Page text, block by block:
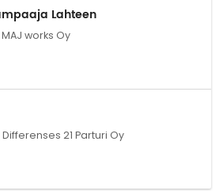
Lahteen
MAJ works Oy
Differenses 21 Parturi Oy